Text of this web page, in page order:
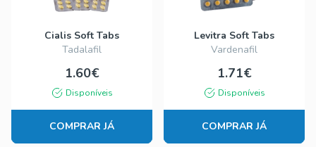
Cialis Soft Tabs
Tadalafil
1.60€
Disponíveis
COMPRAR JÁ
Levitra Soft Tabs
Vardenafil
1.71€
Disponíveis
COMPRAR JÁ